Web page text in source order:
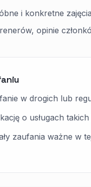
i konkretne
opinie
w drogich lub
o usługach
zaufania ważne w